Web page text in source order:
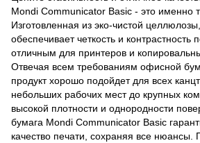
Mondi Communicator Basic - это именно
Изготовленная из эко-чистой
обеспечивает четкость и контрастность
отличным для принтеров и
Отвечая всем требованиям офисной
продукт хорошо подойдет для всех
небольших рабочих мест до крупных
высокой плотности и однородности
бумага Mondi Communicator Basic
качество печати, сохраняя все нюансы.